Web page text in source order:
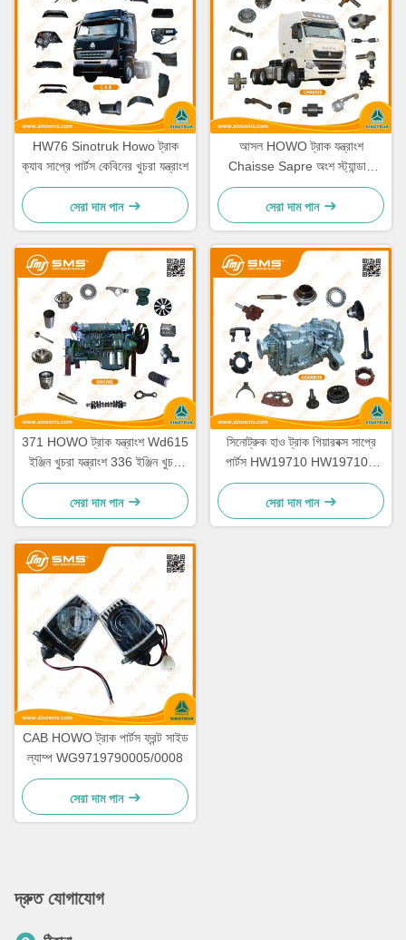
HW76 Sinotruk Howo ট্রাক
ক্যাব সাপ্রে পার্টস কেবিনের খুচরা যন্ত্রাংশ
সেরা দাম পান
আসল HOWO ট্রাক যন্ত্রাংশ
Chaisse Sapre অংশ স্ট্যান্ডার্ড
আকার
সেরা দাম পান
371 HOWO ট্রাক যন্ত্রাংশ Wd615
ইঞ্জিন খুচরা যন্ত্রাংশ 336 ইঞ্জিন খুচরা
যন্ত্রাংশ
সেরা দাম পান
সিনোট্রুক হাও ট্রাক গিয়ারবক্স সাপ্রে
পার্টস HW19710 HW19710T
HW19712
সেরা দাম পান
CAB HOWO ট্রাক পার্টস ফ্রন্ট সাইড
ল্যাম্প WG9719790005/0008
সেরা দাম পান
দ্রুত যোগাযোগ